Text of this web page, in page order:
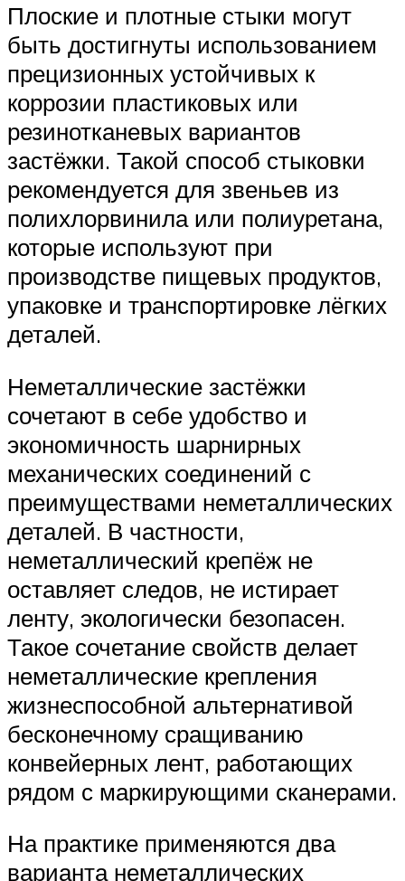
Плоские и плотные стыки могут
быть достигнуты использованием
прецизионных устойчивых к
коррозии пластиковых или
резинотканевых вариантов
застёжки. Такой способ стыковки
рекомендуется для звеньев из
полихлорвинила или полиуретана,
которые используют при
производстве пищевых продуктов,
упаковке и транспортировке лёгких
деталей.
Неметаллические застёжки
сочетают в себе удобство и
экономичность шарнирных
механических соединений с
преимуществами неметаллических
деталей. В частности,
неметаллический крепёж не
оставляет следов, не истирает
ленту, экологически безопасен.
Такое сочетание свойств делает
неметаллические крепления
жизнеспособной альтернативой
бесконечному сращиванию
конвейерных лент, работающих
рядом с маркирующими сканерами.
На практике применяются два
варианта неметаллических